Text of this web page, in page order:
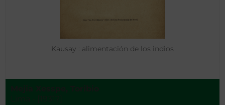
Kausay : alimentación de los indios